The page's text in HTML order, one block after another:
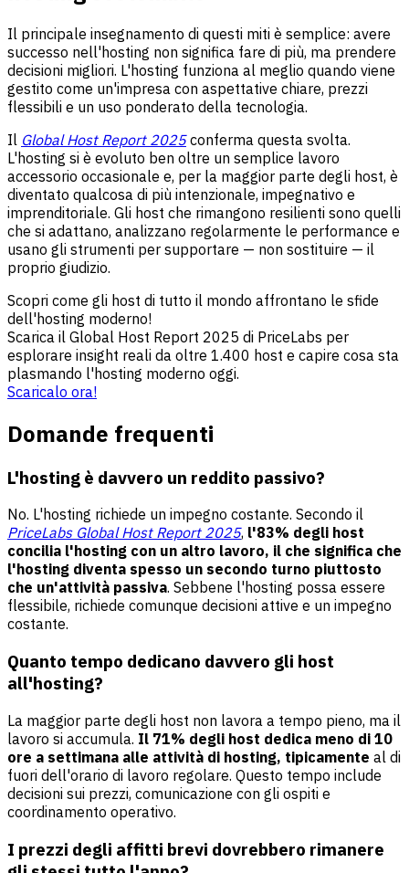
Il principale insegnamento di questi miti è semplice: avere
successo nell'hosting non significa fare di più, ma prendere
decisioni migliori. L'hosting funziona al meglio quando viene
gestito come un'impresa con aspettative chiare, prezzi
flessibili e un uso ponderato della tecnologia.
Il Global Host Report 2025conferma questa svolta.
L'hosting si è evoluto ben oltre un semplice lavoro
accessorio occasionale e, per la maggior parte degli host, è
diventato qualcosa di più intenzionale, impegnativo e
imprenditoriale. Gli host che rimangono resilienti sono quelli
che si adattano, analizzano regolarmente le performance e
usano gli strumenti per supportare — non sostituire — il
proprio giudizio.
Scopri come gli host di tutto il mondo affrontano le sfide
dell'hosting moderno!
Scarica il Global Host Report 2025 di PriceLabs per
esplorare insight reali da oltre 1.400 host e capire cosa sta
plasmando l'hosting moderno oggi.
Scaricalo ora!
Domande frequenti
L'hosting è davvero un reddito passivo?
No. L'hosting richiede un impegno costante. Secondo il
PriceLabs Global Host Report 2025, l'83% degli host
concilia l'hosting con un altro lavoro, il che significa che
l'hosting diventa spesso un secondo turno piuttosto
che un'attività passiva. Sebbene l'hosting possa essere
flessibile, richiede comunque decisioni attive e un impegno
costante.
Quanto tempo dedicano davvero gli host
all'hosting?
La maggior parte degli host non lavora a tempo pieno, ma il
lavoro si accumula. Il 71% degli host dedica meno di 10
ore a settimana alle attività di hosting, tipicamente al di
fuori dell'orario di lavoro regolare. Questo tempo include
decisioni sui prezzi, comunicazione con gli ospiti e
coordinamento operativo.
I prezzi degli affitti brevi dovrebbero rimanere